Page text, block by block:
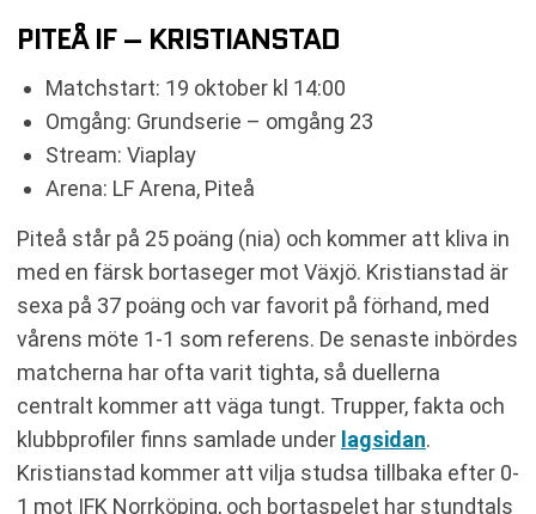
PITEÅ IF – KRISTIANSTAD
Matchstart: 19 oktober kl 14:00
Omgång: Grundserie – omgång 23
Stream: Viaplay
Arena: LF Arena, Piteå
Piteå står på 25 poäng (nia) och kommer att kliva in
med en färsk bortaseger mot Växjö. Kristianstad är
sexa på 37 poäng och var favorit på förhand, med
vårens möte 1-1 som referens. De senaste inbördes
matcherna har ofta varit tighta, så duellerna
centralt kommer att väga tungt. Trupper, fakta och
klubbprofiler finns samlade under lagsidan.
Kristianstad kommer att vilja studsa tillbaka efter 0-
1 mot IFK Norrköping, och bortaspelet har stundtals